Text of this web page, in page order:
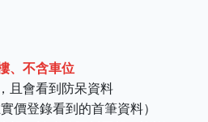
、不含車位
，且會看到防呆資料
價登錄看到的首筆資料）